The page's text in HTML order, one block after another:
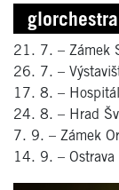
21. 7. – Zámek
26. 7. –
17. 8. –
24. 8. – Hrad
7. 9. – Zámek
14. 9. –